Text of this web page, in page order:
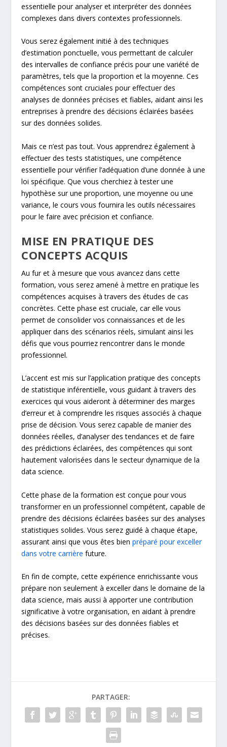
essentielle pour analyser et interpréter des données
complexes dans divers contextes professionnels.
Vous serez également initié à des techniques
d’estimation ponctuelle, vous permettant de calculer
des intervalles de confiance précis pour une variété de
paramètres, tels que la proportion et la moyenne. Ces
compétences sont cruciales pour effectuer des
analyses de données précises et fiables, aidant ainsi les
entreprises à prendre des décisions éclairées basées
sur des données solides.
Mais ce n’est pas tout. Vous apprendrez également à
effectuer des tests statistiques, une compétence
essentielle pour vérifier l’adéquation d’une donnée à une
loi spécifique. Que vous cherchiez à tester une
hypothèse sur une proportion, une moyenne ou une
variance, le cours vous fournira les outils nécessaires
pour le faire avec précision et confiance.
MISE EN PRATIQUE DES
CONCEPTS ACQUIS
Au fur et à mesure que vous avancez dans cette
formation, vous serez amené à mettre en pratique les
compétences acquises à travers des études de cas
concrètes. Cette phase est cruciale, car elle vous
permet de consolider vos connaissances et de les
appliquer dans des scénarios réels, simulant ainsi les
défis que vous pourriez rencontrer dans le monde
professionnel.
L’accent est mis sur l’application pratique des concepts
de statistique inférentielle, vous guidant à travers des
exercices qui vous aideront à déterminer des marges
d’erreur et à comprendre les risques associés à chaque
prise de décision. Vous serez capable de manier des
données réelles, d’analyser des tendances et de faire
des prédictions éclairées, des compétences qui sont
hautement valorisées dans le secteur dynamique de la
data science.
Cette phase de la formation est conçue pour vous
transformer en un professionnel compétent, capable de
prendre des décisions éclairées basées sur des analyses
statistiques solides. Vous serez guidé à chaque étape,
assurant ainsi que vous êtes bienpréparé pour exceller
dans votre carrière future.
En fin de compte, cette expérience enrichissante vous
prépare non seulement à exceller dans le domaine de la
data science, mais aussi à apporter une contribution
significative à votre organisation, en aidant à prendre
des décisions basées sur des données fiables et
précises.
PARTAGER: